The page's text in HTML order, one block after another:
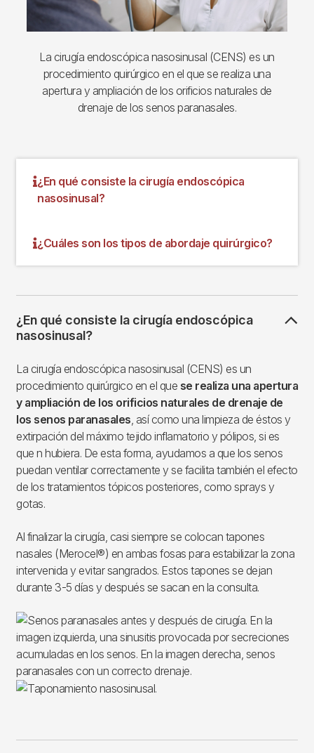
La cirugía endoscópica nasosinusal (CENS) es un
procedimiento quirúrgico en el que se realiza una
apertura y ampliación de los orificios naturales de
drenaje de los senos paranasales.
¿En qué consiste la cirugía endoscópica
nasosinusal?
¿Cuáles son los tipos de abordaje quirúrgico?
¿En qué consiste la cirugía endoscópica
nasosinusal?
La cirugía endoscópica nasosinusal (CENS) es un
procedimiento quirúrgico en el que se realiza una apertura
y ampliación de los orificios naturales de drenaje de
los senos paranasales , así como una limpieza de éstos y
extirpación del máximo tejido inflamatorio y pólipos, si es
que n hubiera. De esta forma, ayudamos a que los senos
puedan ventilar correctamente y se facilita también el efecto
de los tratamientos tópicos posteriores, como sprays y
gotas.
Al finalizar la cirugía, casi siempre se colocan tapones
nasales (Merocel®) en ambas fosas para estabilizar la zona
intervenida y evitar sangrados. Estos tapones se dejan
durante 3-5 días y después se sacan en la consulta.